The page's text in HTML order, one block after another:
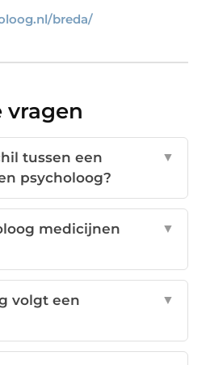
breda/
vragen
tussen een
psycholoog?
▼
medicijnen
▼
volgt een
▼